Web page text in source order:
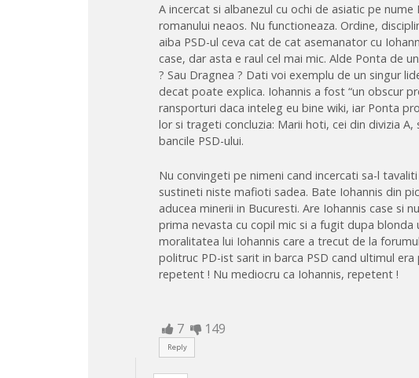
A incercat si albanezul cu ochi de asiatic pe
romanului neaos. Nu functioneaza. Ordine,
aiba PSD-ul ceva cat de cat asemanator cu
case, dar asta e raul cel mai mic. Alde Ponta de
? Sau Dragnea ? Dati voi exemplu de un singur
decat poate explica. Iohannis a fost “un obscur
ransporturi daca inteleg eu bine wiki, iar Ponta
lor si trageti concluzia: Marii hoti, cei din divizia
bancile PSD-ului.
Nu convingeti pe nimeni cand incercati sa-l
sustineti niste mafioti sadea. Bate Iohannis din
aducea minerii in Bucuresti. Are Iohannis case si
prima nevasta cu copil mic si a fugit dupa blonda
moralitatea lui Iohannis care a trecut de la
politruc PD-ist sarit in barca PSD cand ultimul
repetent ! Nu mediocru ca Iohannis, repetent !
7 149
Reply